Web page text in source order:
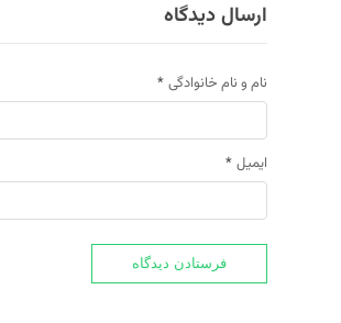
ارسال دیدگاه
نام و نام خانوادگی *
ایمیل *